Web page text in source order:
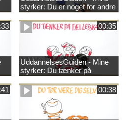
styrker: Du er noget for andre
00:35
UddannelsesGuiden - Mine
styrker: Du tænker på
fællesskabet
00:38